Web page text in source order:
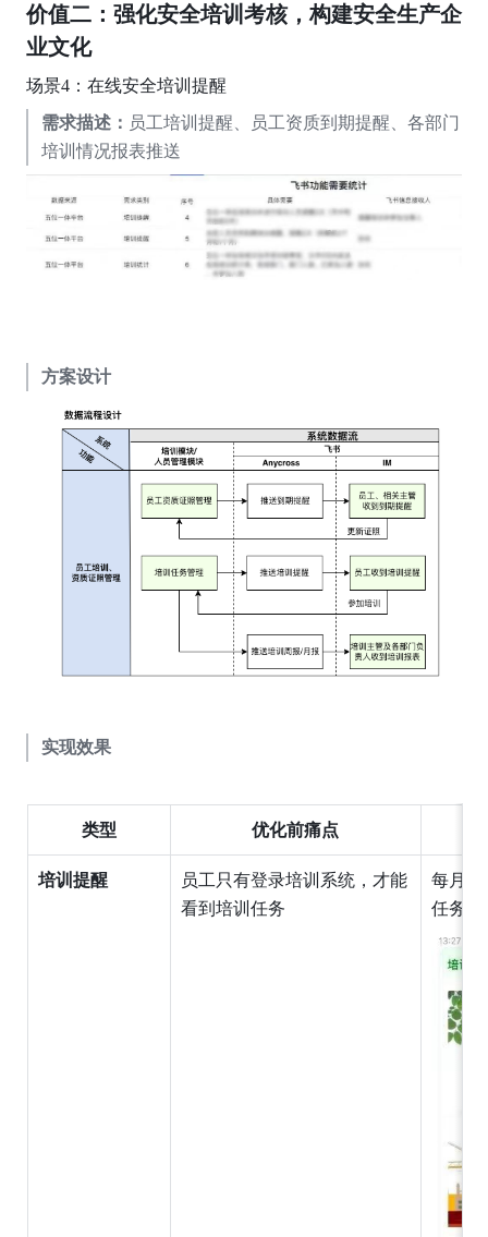
价值二：强化安全培训考核，构建安全生产企
业文化
场景4：在线安全培训提醒
需求描述： 员工培训提醒、员工资质到期提醒、各部门
培训情况报表推送
方案设计
实现效果
类型 优化前痛点
培训提醒
员工只有登录培训系统，才能
看到培训任务
每月
任务